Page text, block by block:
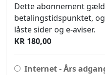
Dette abonnement
betalingstidspunktet,
låste sider og e-aviser.
KR 180,00
Internet - Års